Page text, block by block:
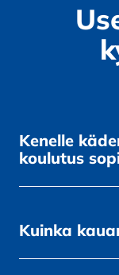
Kenelle
koulutus
Kuinka